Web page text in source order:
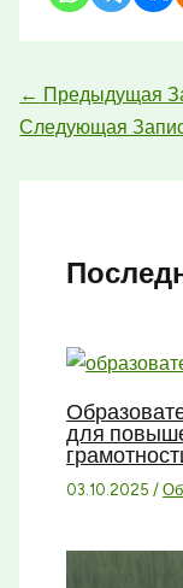
← Предыдущая
Следующая
для
03.10.2025 /